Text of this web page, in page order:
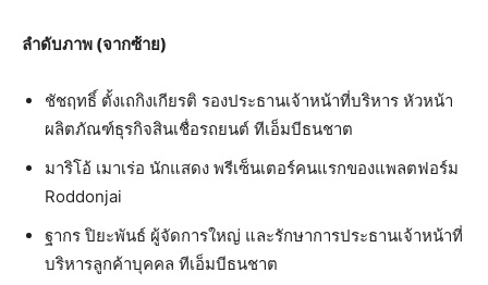
ลำดับภาพ (จากซ้าย)
ชัชฤทธิ์ ตั้งเถกิงเกียรติ รองประธานเจ้าหน้าที่บริหาร หัวหน้า
ผลิตภัณฑ์ธุรกิจสินเชื่อรถยนต์ ทีเอ็มบีธนชาต
มาริโอ้ เมาเร่อ นักแสดง พรีเซ็นเตอร์คนแรกของแพลตฟอร์ม
Roddonjai
ฐากร ปิยะพันธ์ ผู้จัดการใหญ่ และรักษาการประธานเจ้าหน้าที่
บริหารลูกค้าบุคคล ทีเอ็มบีธนชาต